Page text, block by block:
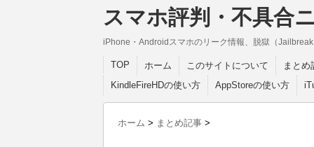
スマホ評判・不具合
iPhone・Androidスマホのリーク情報、脱獄（
TOP ホーム このサイトについて
まとめ
KindleFireHDの使い方
AppStoreの使い方
ホーム > まとめ記事 >